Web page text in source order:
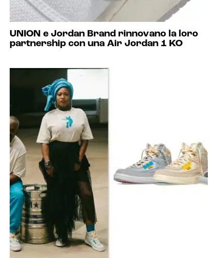
UNION e Jordan Brand rinnovano la loro
partnership con una Air Jordan 1 KO